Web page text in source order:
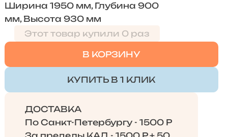
Ширина 1950 мм, Глубина 900
мм, Высота 930 мм
Этот товар купили 0 раз
В КОРЗИНУ
КУПИТЬ В 1 КЛИК
ДОСТАВКА
По Санкт-Петербургу - 1500 Р